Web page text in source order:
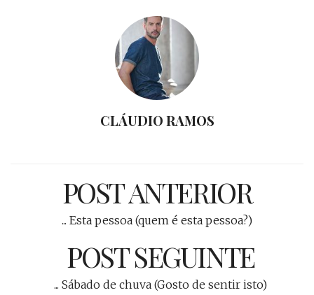
CLÁUDIO RAMOS
POST ANTERIOR
... Esta pessoa (quem é esta pessoa?)
POST SEGUINTE
... Sábado de chuva (Gosto de sentir isto)